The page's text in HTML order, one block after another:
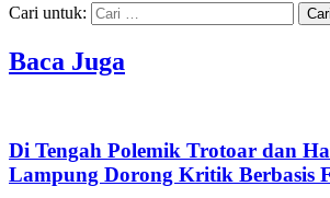
Cari untuk:
Baca Juga
Di Tengah Polemik Trotoar dan
Lampung Dorong Kritik Berbasis